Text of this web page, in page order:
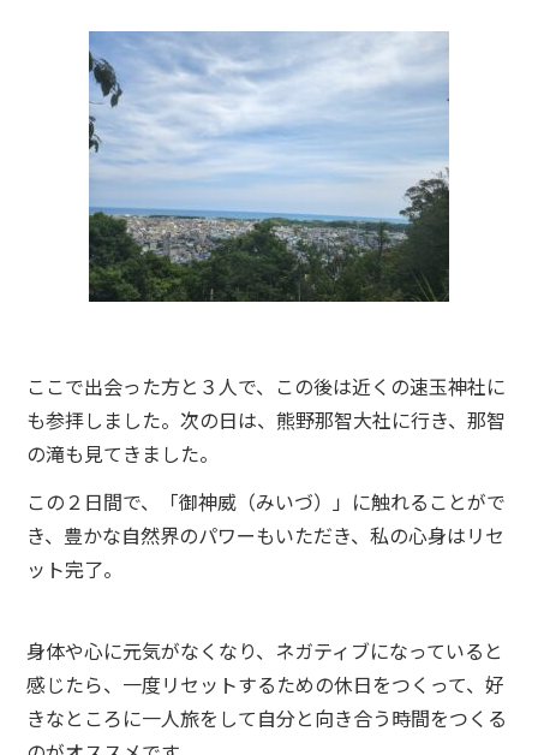
ここで出会った方と３人で、この後は近くの速玉神社に
も参拝しました。次の日は、熊野那智大社に行き、那智
の滝も見てきました。
この２日間で、「御神威（みいづ）」に触れることがで
き、豊かな自然界のパワーもいただき、私の心身はリセ
ット完了。
身体や心に元気がなくなり、ネガティブになっていると
感じたら、一度リセットするための休日をつくって、好
きなところに一人旅をして自分と向き合う時間をつくる